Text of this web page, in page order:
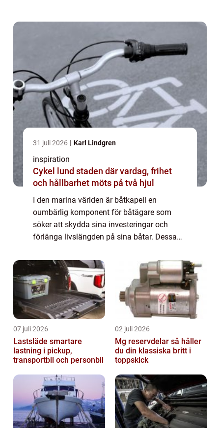
31 juli 2026 Karl Lindgren
inspiration
Cykel lund staden där vardag, frihet
och hållbarhet möts på två hjul
I den marina världen är båtkapell en
oumbärlig komponent för båtägare som
söker att skydda sina investeringar och
förlänga livslängden på sina båtar. Dessa
07 juli 2026
Lastsläde smartare
lastning i pickup,
transportbil och personbil
02 juli 2026
Mg reservdelar så håller
du din klassiska britt i
toppskick